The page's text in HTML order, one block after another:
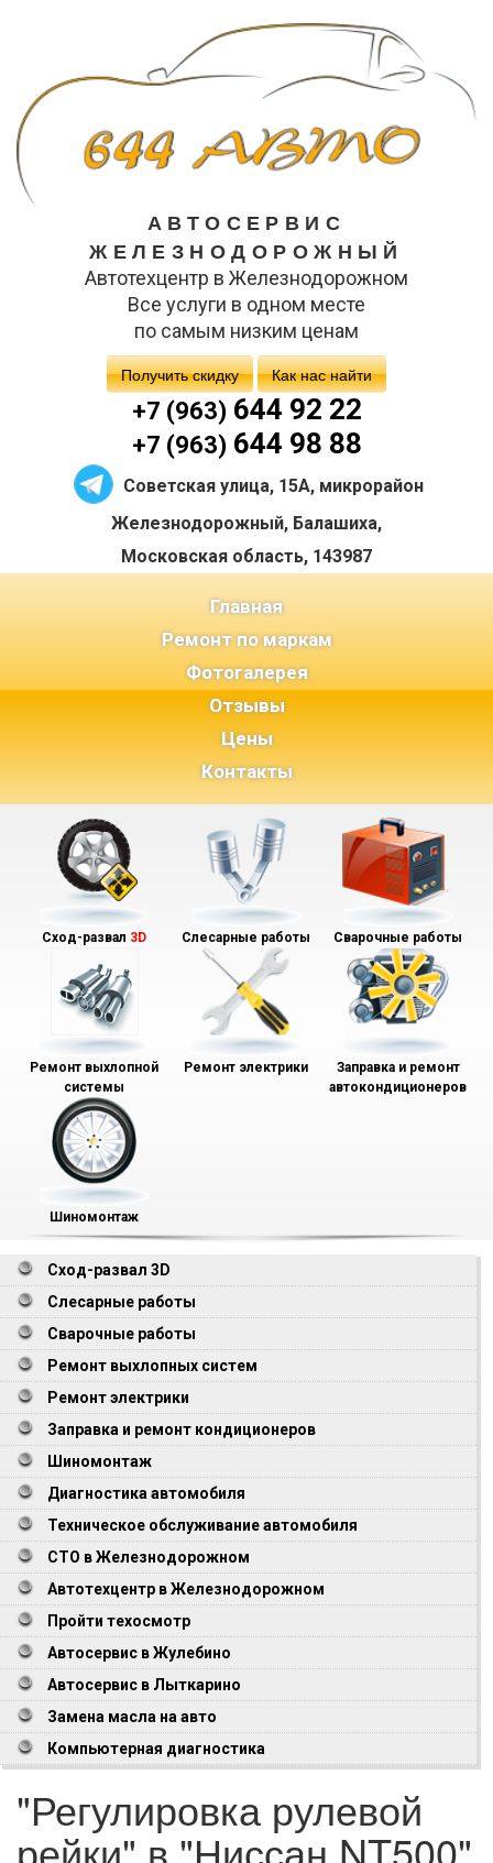
АВТОСЕРВИС
ЖЕЛЕЗНОДОРОЖНЫЙ
Автотехцентр в Железнодорожном
Все услуги в одном месте
по самым низким ценам
Получить скидку Как нас найти
+7 (963)644 92 22
+7 (963)644 98 88
Советская улица, 15А, микрорайон
Железнодорожный, Балашиха,
Московская область, 143987
Главная(current)
Ремонт по маркам
Фотогалерея
Отзывы
Цены
Контакты
Сход-развал 3D Слесарные работы Сварочные работы
Ремонт выхлопной
системы
Ремонт электрики
Заправка и ремонт
автокондиционеров
Шиномонтаж
Сход-развал 3D
Слесарные работы
Сварочные работы
Ремонт выхлопных систем
Ремонт электрики
Заправка и ремонт кондиционеров
Шиномонтаж
Диагностика автомобиля
Техническое обслуживание автомобиля
СТО в Железнодорожном
Автотехцентр в Железнодорожном
Пройти техосмотр
Автосервис в Жулебино
Автосервис в Лыткарино
Замена масла на авто
Компьютерная диагностика
"Регулировка рулевой
рейки" в "Ниссан NT500"